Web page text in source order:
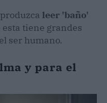
leer 'baño'
esta tiene grandes
ser humano.
y para el